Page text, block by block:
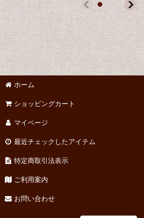
ホーム
ショッピングカート
マイページ
最近チェックしたアイテム
特定商取引法表示
ご利用案内
お問い合わせ